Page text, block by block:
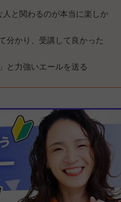
と関わるのが本当に楽しか
分かり、受講して良かった
と力強いエールを送る